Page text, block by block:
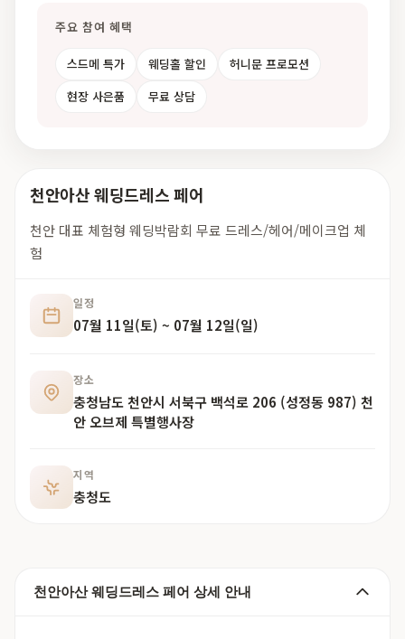
주요 참여 혜택
스드메 특가 웨딩홀 할인
허니문 프로모션
현장 사은품
무료 상담
천안아산 웨딩드레스 페어
천안 대표 체험형 웨딩박람회 무료 드레스/헤어/메이크업 체
험
일정
07월 11일(토) ~ 07월 12일(일)
장소
충청남도 천안시 서북구 백석로 206 (성정동 987) 천
안 오브제 특별행사장
지역
충청도
천안아산 웨딩드레스 페어 상세 안내